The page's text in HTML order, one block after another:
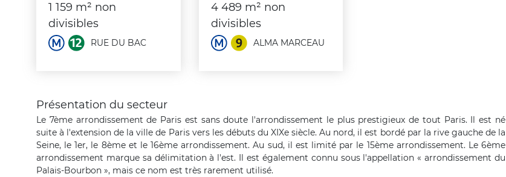
1 159 m² non
divisibles
RUE DU BAC
4 489 m² non
divisibles
ALMA MARCEAU
Présentation du secteur
Le 7ème arrondissement de Paris est sans doute l'arrondissement le plus prestigieux de tout Paris. Il est né
suite à l'extension de la ville de Paris vers les débuts du XIXe siècle. Au nord, il est bordé par la rive gauche de la
Seine, le 1er, le 8ème et le 16ème arrondissement. Au sud, il est limité par le 15ème arrondissement. Le 6ème
arrondissement marque sa délimitation à l'est. Il est également connu sous l'appellation « arrondissement du
Palais-Bourbon », mais ce nom est très rarement utilisé.